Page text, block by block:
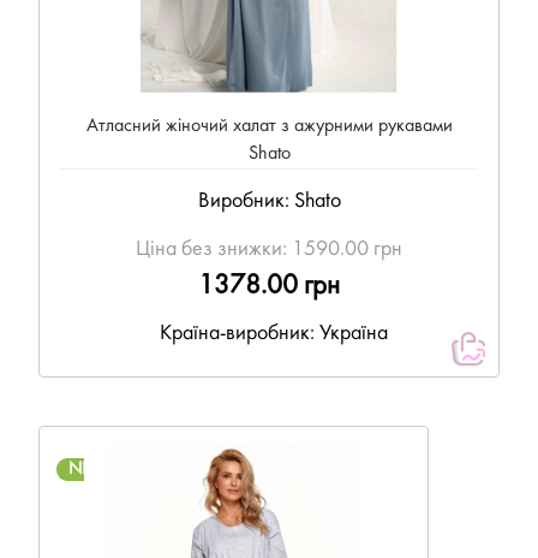
Атласний жіночий халат з ажурними рукавами
Shato
Виробник: Shato
Ціна без знижки: 1590.00 грн
1378.00 грн
Країна-виробник: Україна
NEW